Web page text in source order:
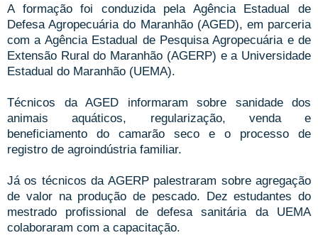
A formação foi conduzida pela Agência Estadual de
Defesa Agropecuária do Maranhão (AGED), em parceria
com a Agência Estadual de Pesquisa Agropecuária e de
Extensão Rural do Maranhão (AGERP) e a Universidade
Estadual do Maranhão (UEMA).
Técnicos da AGED informaram sobre sanidade dos
animais aquáticos, regularização, venda e
beneficiamento do camarão seco e o processo de
registro de agroindústria familiar.
Já os técnicos da AGERP palestraram sobre agregação
de valor na produção de pescado. Dez estudantes do
mestrado profissional de defesa sanitária da UEMA
colaboraram com a capacitação.